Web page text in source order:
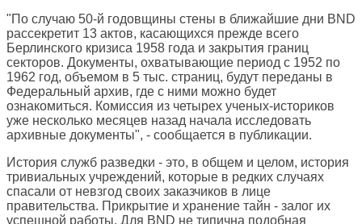
"По случаю 50-й годовщины стены в ближайшие дни BND
рассекретит 13 актов, касающихся прежде всего
Берлинского кризиса 1958 года и закрытия границ
секторов. Документы, охватывающие период с 1952 по
1962 год, объемом в 5 тыс. страниц, будут переданы в
Федеральный архив, где с ними можно будет
ознакомиться. Комиссия из четырех ученых-историков
уже несколько месяцев назад начала исследовать
архивные документы", - сообщается в публикации.
История служб разведки - это, в общем и целом, история
тривиальных учреждений, которые в редких случаях
спасали от невзгод своих заказчиков в лице
правительства. Прикрытие и хранение тайн - залог их
успешной работы. Для BND не типична подобная